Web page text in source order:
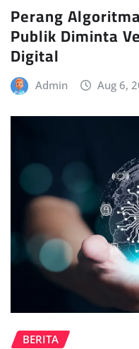
Perang
Publik Diminta
Digital
Admin Aug 6,
BERITA